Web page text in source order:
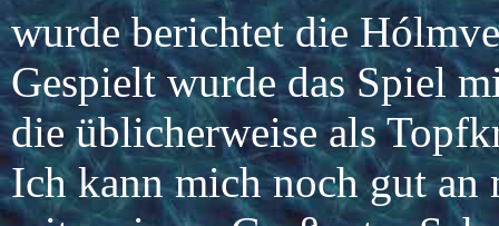
wurde berichtet die
Gespielt wurde das Spiel
die üblicherweise als
Ich kann mich noch gut